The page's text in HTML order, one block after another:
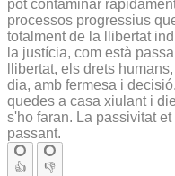
pot contaminar
processos progressius
totalment de la llibertat
la justícia, com està
llibertat, els drets
dia, amb fermesa i
quedes a casa xiulant i
s'ho faran. La passivitat
passant.
👍 👎